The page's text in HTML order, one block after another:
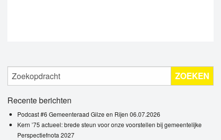
ZOEKEN
Recente berichten
Podcast #6 Gemeenteraad Gilze en Rijen 06.07.2026
Kern ’75 actueel: brede steun voor onze voorstellen bij gemeentelijke
Perspectiefnota 2027